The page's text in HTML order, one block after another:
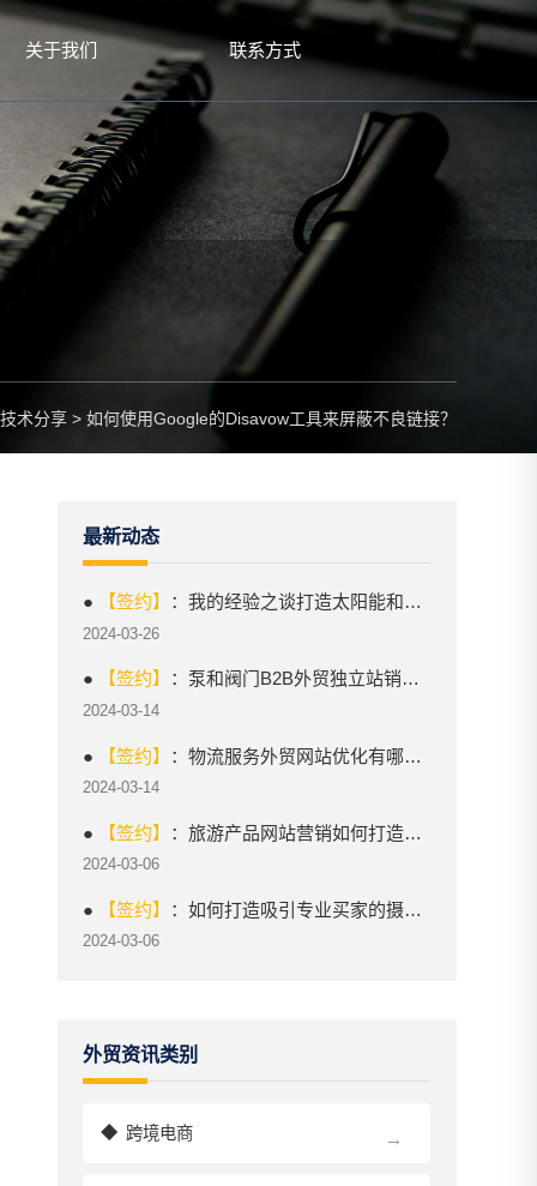
关于我们 联系方式
技术分享> 如何使用Google的Disavow工具来屏蔽不良链接？
最新动态
● 【签约】 ：我的经验之谈打造太阳能和可再生能源外贸网站的实践指南
2024-03-26
● 【签约】 ：泵和阀门B2B外贸独立站销售如何突出竞争优势？
2024-03-14
● 【签约】 ：物流服务外贸网站优化有哪些关键技巧？
2024-03-14
● 【签约】 ：旅游产品网站营销如何打造独特卖点？
2024-03-06
● 【签约】 ：如何打造吸引专业买家的摄影和录像设备B2B网站？
2024-03-06
外贸资讯类别
→
◆ 跨境电商